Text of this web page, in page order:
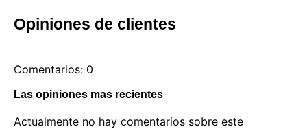
Opiniones de clientes
Comentarios: 0
Las opiniones mas recientes
Actualmente no hay comentarios sobre este